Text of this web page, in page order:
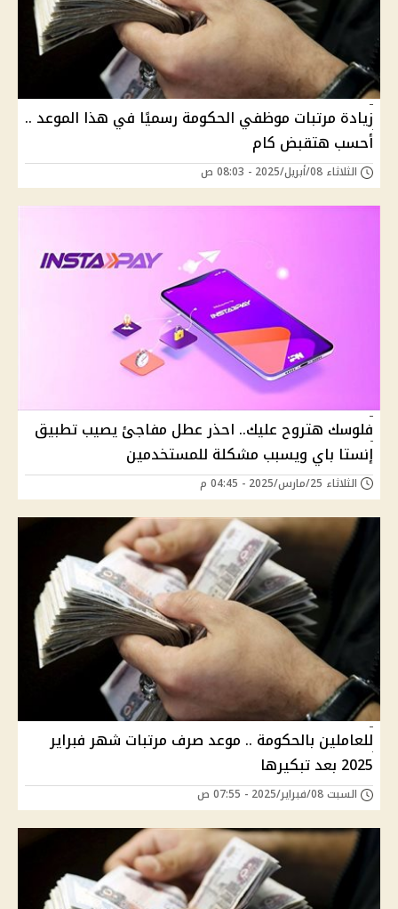
زيادة مرتبات موظفي الحكومة رسميًا في هذا الموعد ..
أحسب هتقبض كام
الثلاثاء 08/أبريل/2025 - 08:03 ص
فلوسك هتروح عليك.. احذر عطل مفاجئ يصيب تطبيق
إنستا باي ويسبب مشكلة للمستخدمين
الثلاثاء 25/مارس/2025 - 04:45 م
للعاملين بالحكومة .. موعد صرف مرتبات شهر فبراير
2025 بعد تبكيرها
السبت 08/فبراير/2025 - 07:55 ص